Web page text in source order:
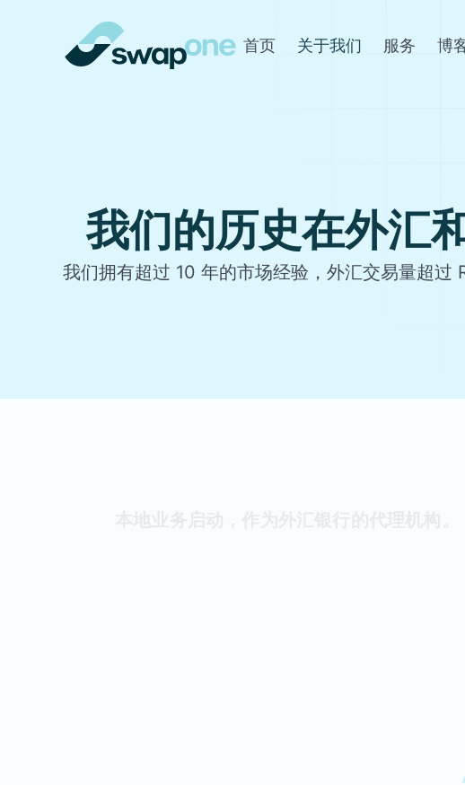
首页 关于我们 服务 博
我们的历史在外汇
我们拥有超过 10 年的市场经验，外汇交易量超